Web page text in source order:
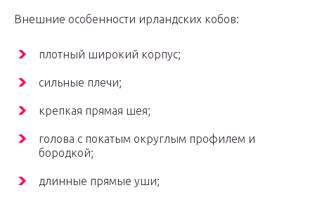
Внешние особенности ирландских кобов:
плотный широкий корпус;
сильные плечи;
крепкая прямая шея;
голова с покатым округлым профилем и
бородкой;
длинные прямые уши;